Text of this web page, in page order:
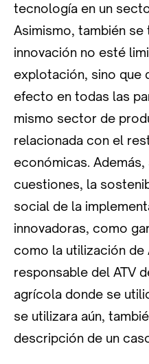
tecnología en un
Asimismo, también se
innovación no esté
explotación, sino que
efecto en todas las
mismo sector de
relacionada con el
económicas.
cuestiones, la
social de la
innovadoras, como
como la utilización de
responsable del ATV
agrícola donde se
se utilizara aún,
descripción de un